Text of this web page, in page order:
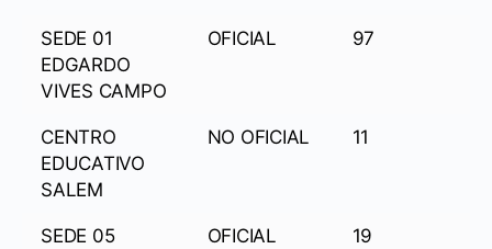
SEDE 01
EDGARDO
VIVES CAMPO
OFICIAL 97
CENTRO
EDUCATIVO
SALEM
NO OFICIAL 11
SEDE 05
OFICIAL 19